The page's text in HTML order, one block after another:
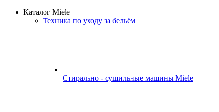
Каталог Miele
Техника по уходу за бельём
Стирально - сушильные машины Miele